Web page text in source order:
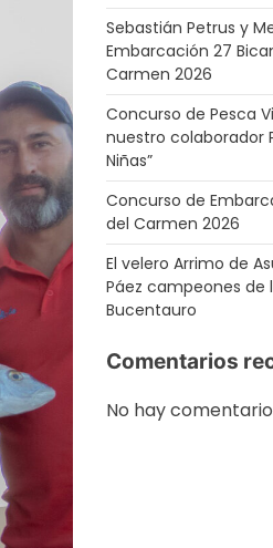
Sebastián Petrus y
Embarcación 27
Carmen 2026
Concurso de Pesca
nuestro colaborador
Niñas”
Concurso de
del Carmen 2026
El velero Arrimo de
Páez campeones de
Bucentauro
Comentarios
No hay